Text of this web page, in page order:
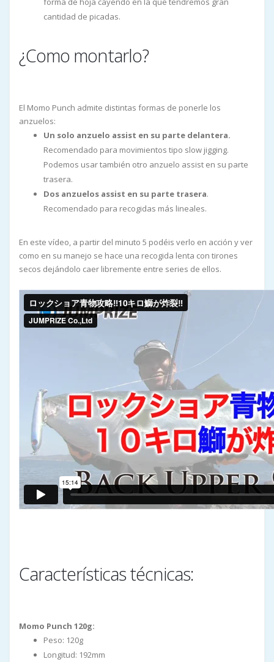
cantidad de picadas.
¿Como montarlo?
El Momo Punch admite distintas formas de ponerle los
anzuelos:
Un solo anzuelo assist en su parte delantera.
Recomendado para movimientos tipo slow jigging.
Podemos usar también otro anzuelo assist en su parte
trasera.
Dos anzuelos assist en su parte trasera.
Recomendado para recogidas más lineales.
En este vídeo, a partir del minuto 5 podéis verlo en acción y ver
como en su manejo se hace una recogida lenta con tirones
secos dejándolo caer libremente entre series de ellos.
Características técnicas:
Momo Punch 120g:
Peso: 120g
Longitud: 192mm